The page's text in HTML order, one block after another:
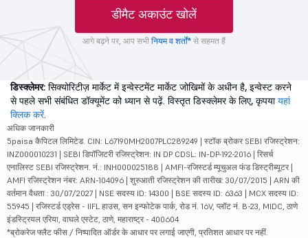
डीमैट अकाउंट खोलें
आगे बढ़ने पर, आप सभी नियम व शर्तों* से सहमत हैं
डिस्क्लेमर: सिक्योरिटीज़ मार्केट में इन्वेस्टमेंट मार्केट जोखिमों के अधीन है, इन्वेस्ट करने
से पहले सभी संबंधित डॉक्यूमेंट को ध्यान से पढ़ें. विस्तृत डिस्क्लेमर के लिए, कृपयायहां
क्लिक करें.
अधिक जानकारी
5paisa कैपिटल लिमिटेड. CIN: L67190MH2007PLC289249 | स्टॉक ब्रोकर SEBI रजिस्ट्रेशन:
INZ000010231 | SEBI डिपॉजिटरी रजिस्ट्रेशन: IN DP CDSL: IN-DP-192-2016 | रिसर्च
एनालिस्ट SEBI रजिस्ट्रेशन. नं.: INH000025188 | AMFI-रजिस्टर्ड म्यूचुअल फंड डिस्ट्रीब्यूटर |
AMFI रजिस्ट्रेशन नंबर: ARN-104096 | शुरुआती रजिस्ट्रेशन की तारीख: 30/07/2015 | ARN की
वर्तमान वैधता : 30/07/2027 | NSE सदस्य ID: 14300 | BSE सदस्य ID: 6363 | MCX सदस्य ID:
55945 | रजिस्टर्ड एड्रेस - IIFL हाउस, सन इन्फोटेक पार्क, रोड नं. 16V, प्लॉट नं. B-23, MIDC, ठाणे
इंडस्ट्रियल एरिया, वाघले एस्टेट, ठाणे, महाराष्ट्र - 400604
*ब्रोकरेज फ्लैट फीस / निष्पादित ऑर्डर के आधार पर लगाई जाएगी, प्रतिशत आधार पर नहीं.